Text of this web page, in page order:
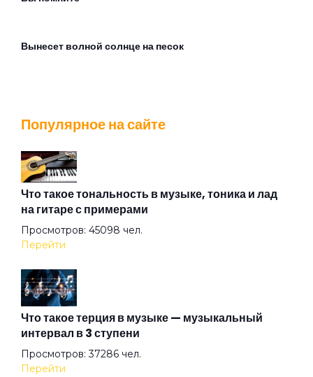
Вынесет волной солнце на песок
Грачи
Двое
Добрые дела
Дождь
Популярное на сайте
Что такое тональность в музыке, тоника и лад
на гитаре с примерами
Просмотров: 45098 чел.
Перейти
Что такое терция в музыке — музыкальный
интервал в 3 ступени
Просмотров: 37286 чел.
Перейти